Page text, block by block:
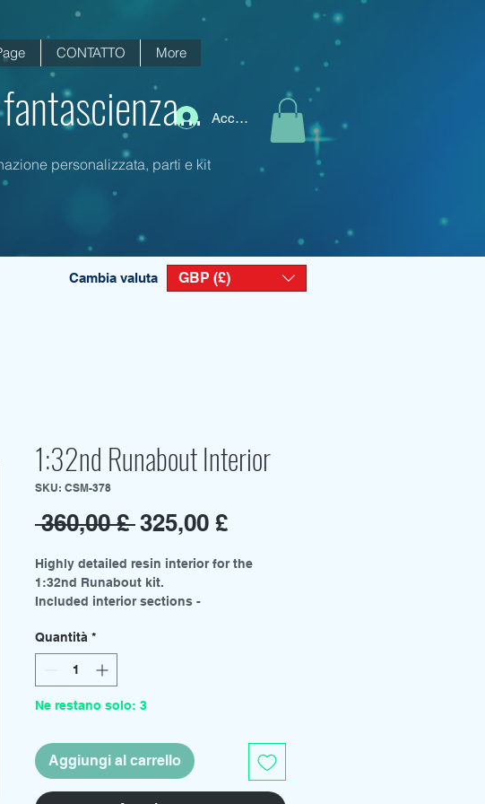
CONTATTO More
Accedi
personalizzata, parti e kit
Cambia valuta GBP (£)
1:32nd Runabout Interior
SKU: CSM-378
360,00 £ Prezzo
325,00 £Prezzo
Highly detailed resin interior for the
1:32nd Runabout kit.
Included interior sections -
Transporter
Shower and Toilet
Habitation and bunks
Includes lightable LCARs printed in full
Crew figures also available.
Watch the build video on Aztek
Quantità *
Ne restano solo: 3
Aggiungi al carrello